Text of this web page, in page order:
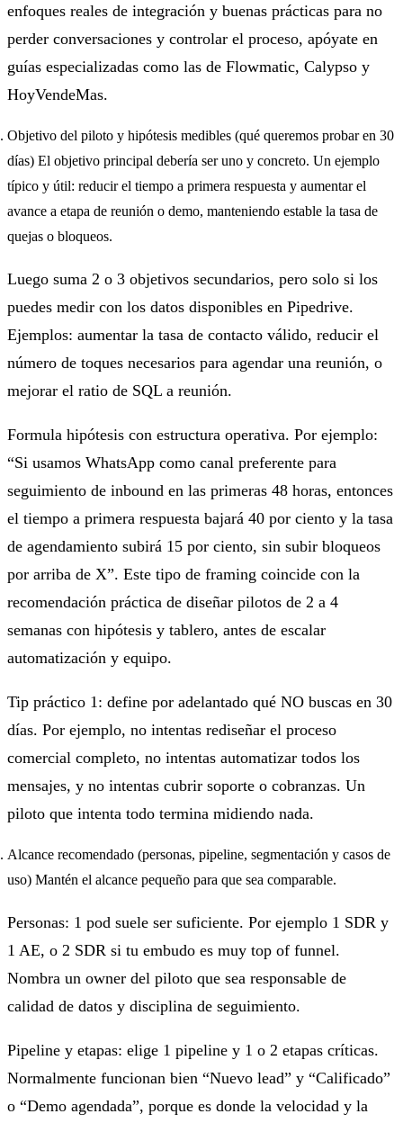
enfoques reales de integración y buenas prácticas para no
perder conversaciones y controlar el proceso, apóyate en
guías especializadas como las de Flowmatic, Calypso y
HoyVendeMas.
Objetivo del piloto y hipótesis medibles (qué queremos probar en 30
días) El objetivo principal debería ser uno y concreto. Un ejemplo
típico y útil: reducir el tiempo a primera respuesta y aumentar el
avance a etapa de reunión o demo, manteniendo estable la tasa de
quejas o bloqueos.
Luego suma 2 o 3 objetivos secundarios, pero solo si los
puedes medir con los datos disponibles en Pipedrive.
Ejemplos: aumentar la tasa de contacto válido, reducir el
número de toques necesarios para agendar una reunión, o
mejorar el ratio de SQL a reunión.
Formula hipótesis con estructura operativa. Por ejemplo:
“Si usamos WhatsApp como canal preferente para
seguimiento de inbound en las primeras 48 horas, entonces
el tiempo a primera respuesta bajará 40 por ciento y la tasa
de agendamiento subirá 15 por ciento, sin subir bloqueos
por arriba de X”. Este tipo de framing coincide con la
recomendación práctica de diseñar pilotos de 2 a 4
semanas con hipótesis y tablero, antes de escalar
automatización y equipo.
Tip práctico 1: define por adelantado qué NO buscas en 30
días. Por ejemplo, no intentas rediseñar el proceso
comercial completo, no intentas automatizar todos los
mensajes, y no intentas cubrir soporte o cobranzas. Un
piloto que intenta todo termina midiendo nada.
Alcance recomendado (personas, pipeline, segmentación y casos de
uso) Mantén el alcance pequeño para que sea comparable.
Personas: 1 pod suele ser suficiente. Por ejemplo 1 SDR y
1 AE, o 2 SDR si tu embudo es muy top of funnel.
Nombra un owner del piloto que sea responsable de
calidad de datos y disciplina de seguimiento.
Pipeline y etapas: elige 1 pipeline y 1 o 2 etapas críticas.
Normalmente funcionan bien “Nuevo lead” y “Calificado”
o “Demo agendada”, porque es donde la velocidad y la